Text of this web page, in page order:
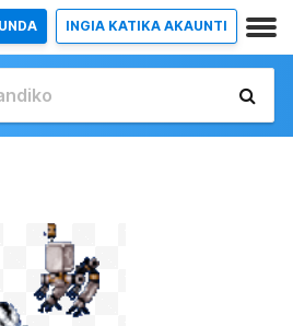
UNDA INGIA KATIKA AKAUNTI